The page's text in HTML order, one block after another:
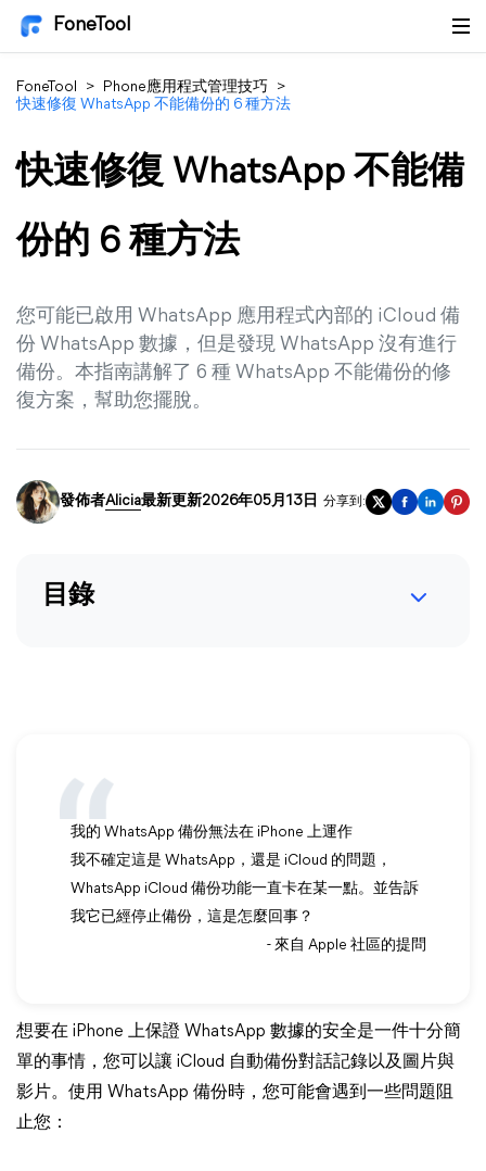
FoneTool
FoneTool > Phone應用程式管理技巧
>
快速修復 WhatsApp 不能備份的 6 種方法
快速修復 WhatsApp 不能備
份的 6 種方法
您可能已啟用 WhatsApp 應用程式內部的 iCloud 備
份 WhatsApp 數據，但是發現 WhatsApp 沒有進行
備份。本指南講解了 6 種 WhatsApp 不能備份的修
復方案，幫助您擺脫。
發佈者Alicia最新更新2026年05月13日 分享到:
目錄
我的 WhatsApp 備份無法在 iPhone 上運作
我不確定這是 WhatsApp，還是 iCloud 的問題，
WhatsApp iCloud 備份功能一直卡在某一點。並告訴
我它已經停止備份，這是怎麼回事？
- 來自 Apple 社區的提問
想要在 iPhone 上保證 WhatsApp 數據的安全是一件十分簡
單的事情，您可以讓 iCloud 自動備份對話記錄以及圖片與
影片。使用 WhatsApp 備份時，您可能會遇到一些問題阻
止您：